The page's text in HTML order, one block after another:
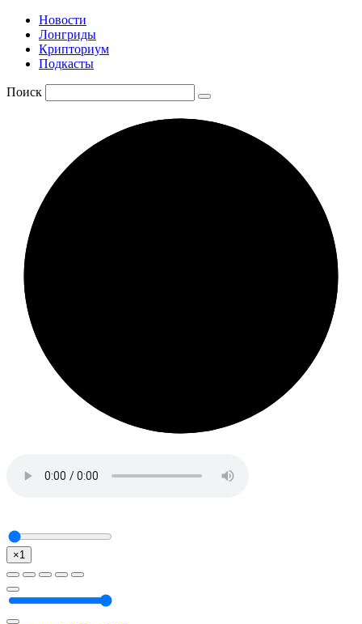
Новости
Лонгриды
Крипториум
Подкасты
Поиск
×1